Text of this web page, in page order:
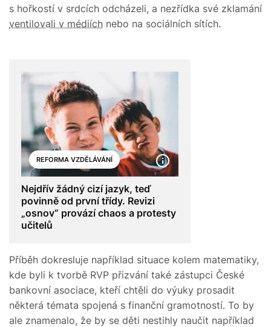
s hořkostí v srdcích odcházeli, a nezřídka své zklamání
ventilovali v médiích nebo na sociálních sítích.
REFORMA VZDĚLÁVÁNÍ
Nejdřív žádný cizí jazyk, teď
povinně od první třídy. Revizi
„osnov“ provází chaos a protesty
učitelů
Příběh dokresluje například situace kolem matematiky,
kde byli k tvorbě RVP přizvání také zástupci České
bankovní asociace, kteří chtěli do výuky prosadit
některá témata spojená s finanční gramotností. To by
ale znamenalo, že by se děti nestihly naučit například